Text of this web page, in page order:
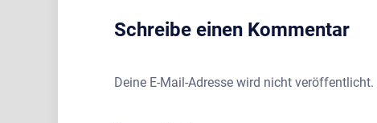
Schreibe einen Kommentar
Deine E-Mail-Adresse wird nicht veröffentlicht.